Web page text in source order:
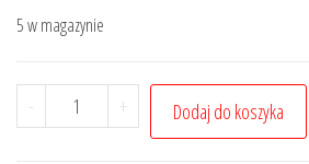
5 w magazynie
-
ilość
Ochrona
+ Dodaj do koszyka